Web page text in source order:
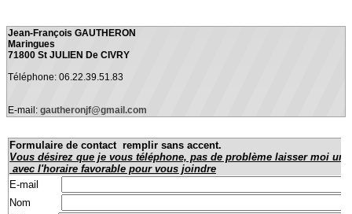
Jean-François GAUTHERON
Maringues
71800 St JULIEN De CIVRY
Téléphone: 06.22.39.51.83
E-mail: gautheronjf@gmail.com
Formulaire de contact remplir sans accent.
Vous désirez que je vous téléphone, pas de problème laisser moi un
avec l'horaire favorable pour vous joindre
E-mail
Nom